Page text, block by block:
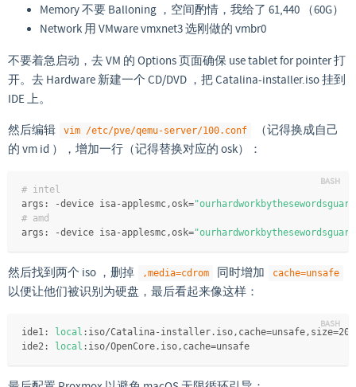
Memory 不要 Balloning ，空间酌情，我给了 61,440 （60G）
Network 用 VMware vmxnet3 选刚做的 vmbr0
不要着急启动，去 VM 的 Options 页面确保 use tablet for pointer 打
开。去 Hardware 新建一个 CD/DVD ，把 Catalina-installer.iso 挂到
IDE 上。
然后编辑
vim /etc/pve/qemu-server/100.conf
（记得换成自己
的 vm id ），增加一行（记得替换对应的 osk）：
# intel
args: -device isa-applesmc,osk=
# amd
args: -device isa-applesmc,osk=
然后找到两个 iso ，删掉 ,media=cdrom 同时增加 cache=unsafe
以便让他们被识别为硬盘，最后看起来像这样：
ide1: local :iso/Catalina-
ide2:
local :iso/OpenCore.iso,cache=unsafe